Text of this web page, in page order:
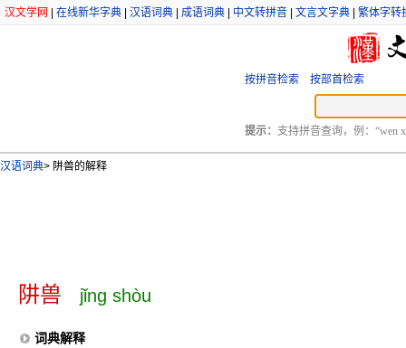
汉文学网 在线新华字典 汉语词典 成语词典 中文转拼音 文言文字典 繁体字转
按拼音检索 按部首检索
提示： 支持拼音查询，例：“wen
汉语词典> 阱兽的解释
阱兽 jǐng shòu
词典解释